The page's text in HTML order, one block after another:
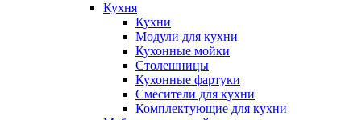
Кухня
Кухни
Модули для кухни
Кухонные мойки
Столешницы
Кухонные фартуки
Смесители для кухни
Комплектующие для кухни